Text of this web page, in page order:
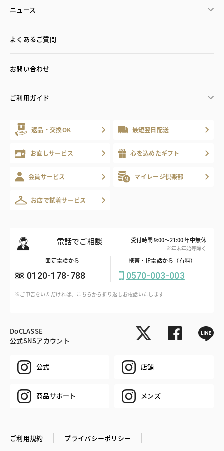
ニュース
よくあるご質問
お問い合わせ
ご利用ガイド
返品・交換OK 最短翌日配送
お直しサービス 心を込めたギフト
会員サービス マイレージ倶楽部
お店で試着サービス
電話でご相談 受付時間 9:00～21:00 年中無休
※年末年始等除く
固定電話から
0120-178-788
携帯・IP電話から（有料）
0570-003-003
※ご申告をいただければ、こちらから折り返しお電話いたします
DoCLASSE
公式SNSアカウント
公式 店舗
商品サポート メンズ
ご利用規約
プライバシーポリシー